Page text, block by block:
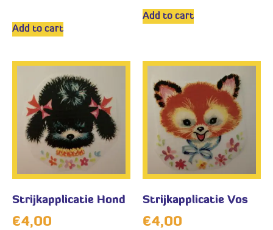
Add to cart
Add to cart
Strijkapplicatie Hond
€4,00
Strijkapplicatie Vos
€4,00